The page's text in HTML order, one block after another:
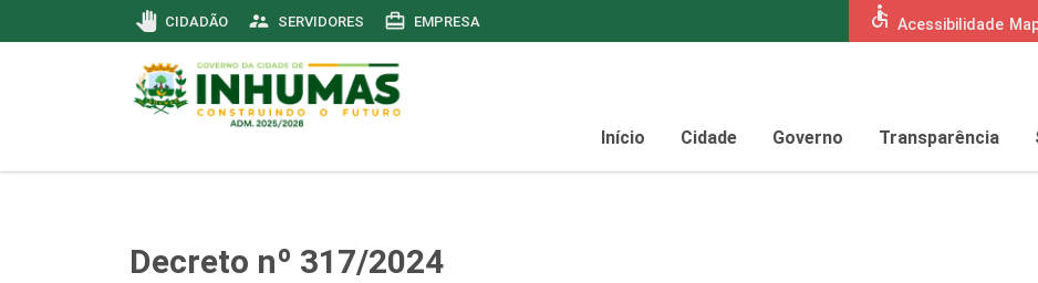
pan_tool CIDADÃO supervisor_account SERVIDORES card_travel EMPRESA accessible Acessibilidade
Início Cidade Governo Transparência
Decreto nº 317/2024